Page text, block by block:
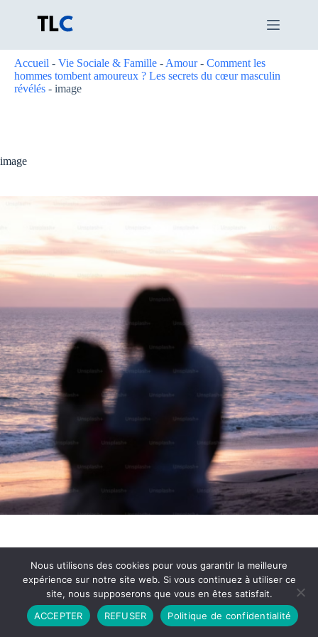
Accueil - Vie Sociale & Famille - Amour- Comment les
hommes tombent amoureux ? Les secrets du cœur masculin
révélés - image
image
Partenariat Contact
Politique de Confidentialité
CGU
Copyright © 2026 - Propulsé par DIEUDUDIABLE
Nous utilisons des cookies pour vous garantir la meilleure
expérience sur notre site web. Si vous continuez à utiliser ce
site, nous supposerons que vous en êtes satisfait.
ACCEPTER
REFUSER Politique de confidentialité